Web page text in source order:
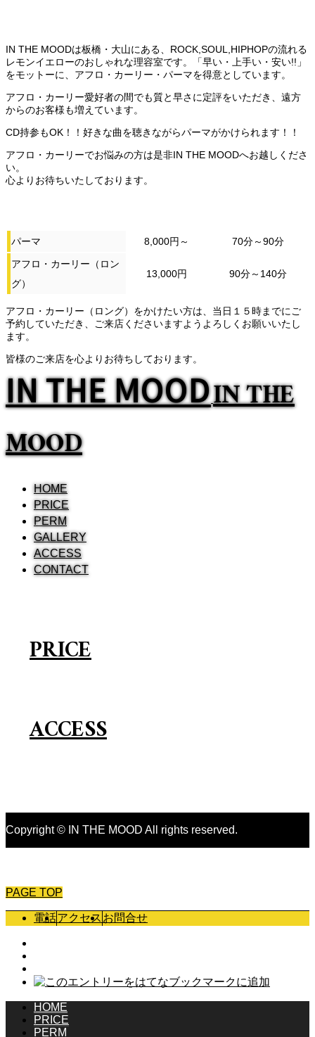
IN THE MOODは板橋・大山にある、ROCK,SOUL,HIPHOPの流れる
レモンイエローのおしゃれな理容室です。「早い・上手い・安い!!」
をモットーに、アフロ・カーリー・パーマを得意としています。
アフロ・カーリー愛好者の間でも質と早さに定評をいただき、遠方
からのお客様も増えています。
CD持参もOK！！好きな曲を聴きながらパーマがかけられます！！
アフロ・カーリーでお悩みの方は是非IN THE MOODへお越しくださ
い。
心よりお待ちいたしております。
パーマ 8,000円～
70分～90分
アフロ・カーリー（ロン
グ）
13,000円 90分～140分
アフロ・カーリー（ロング）をかけたい方は、当日１５時までにご
予約していただき、ご来店くださいますようよろしくお願いいたし
ます。
皆様のご来店を心よりお待ちしております。
IN THE MOODIN THE
MOOD
HOME
PRICE
PERM
GALLERY
ACCESS
CONTACT
PRICE
ACCESS
Copyright © IN THE MOOD All rights reserved.
PAGE TOP
電話アクセス お問合せ
HOME
PRICE
PERM